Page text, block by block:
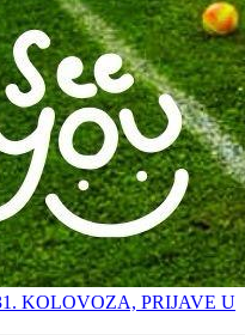
KOLOVOZA, PRIJAVE U